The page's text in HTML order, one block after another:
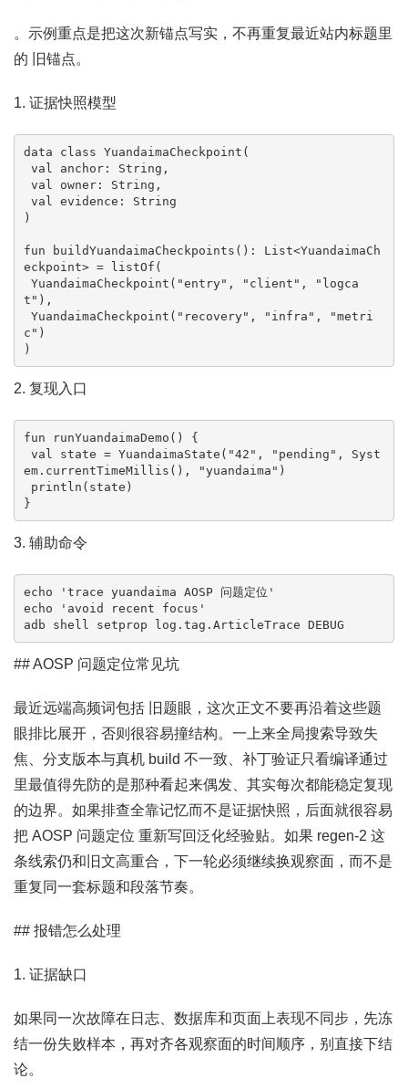
。示例重点是把这次新锚点写实，不再重复最近站内标题里
的 旧锚点。
1. 证据快照模型
data class YuandaimaCheckpoint(
)
fun buildYuandaimaCheckpoints(): List<YuandaimaCh
eckpoint> = listOf(
t"),
c")
)
2. 复现入口
fun runYuandaimaDemo() {
em.currentTimeMillis(), "yuandaima")
}
3. 辅助命令
echo 'trace yuandaima AOSP 问题定位'
echo 'avoid recent focus'
adb shell setprop log.tag.ArticleTrace DEBUG
## AOSP 问题定位常见坑
最近远端高频词包括 旧题眼，这次正文不要再沿着这些题
眼排比展开，否则很容易撞结构。一上来全局搜索导致失
焦、分支版本与真机 build 不一致、补丁验证只看编译通过
里最值得先防的是那种看起来偶发、其实每次都能稳定复现
的边界。如果排查全靠记忆而不是证据快照，后面就很容易
把 AOSP 问题定位 重新写回泛化经验贴。如果 regen-2 这
条线索仍和旧文高重合，下一轮必须继续换观察面，而不是
重复同一套标题和段落节奏。
## 报错怎么处理
1. 证据缺口
如果同一次故障在日志、数据库和页面上表现不同步，先冻
结一份失败样本，再对齐各观察面的时间顺序，别直接下结
论。